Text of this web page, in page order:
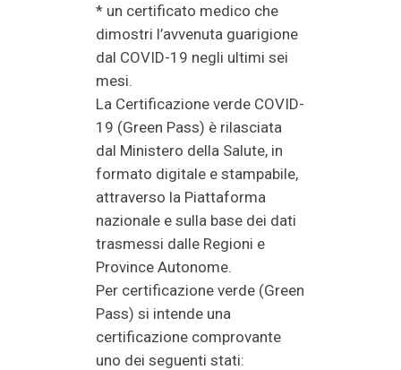
* un certificato medico che
dimostri l’avvenuta guarigione
dal COVID-19 negli ultimi sei
mesi.
La Certificazione verde COVID-
19 (Green Pass) è rilasciata
dal Ministero della Salute, in
formato digitale e stampabile,
attraverso la Piattaforma
nazionale e sulla base dei dati
trasmessi dalle Regioni e
Province Autonome.
Per certificazione verde (Green
Pass) si intende una
certificazione comprovante
uno dei seguenti stati: